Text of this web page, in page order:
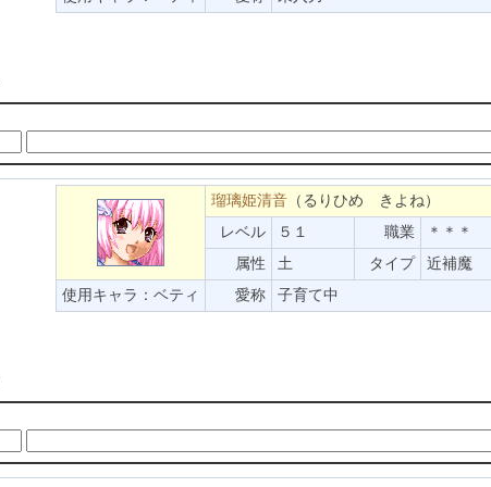
瑠璃姫清音 （るりひめ きよね）
レベル
５１ 職業
＊＊＊
属性
土 タイプ
近補魔
使用キャラ：ベティ
愛称 子育て中